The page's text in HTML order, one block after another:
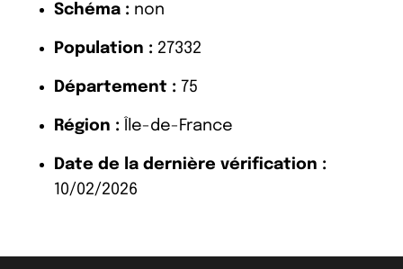
Schéma : non
Population : 27332
Département : 75
Région : Île-de-France
Date de la dernière vérification :
10/02/2026